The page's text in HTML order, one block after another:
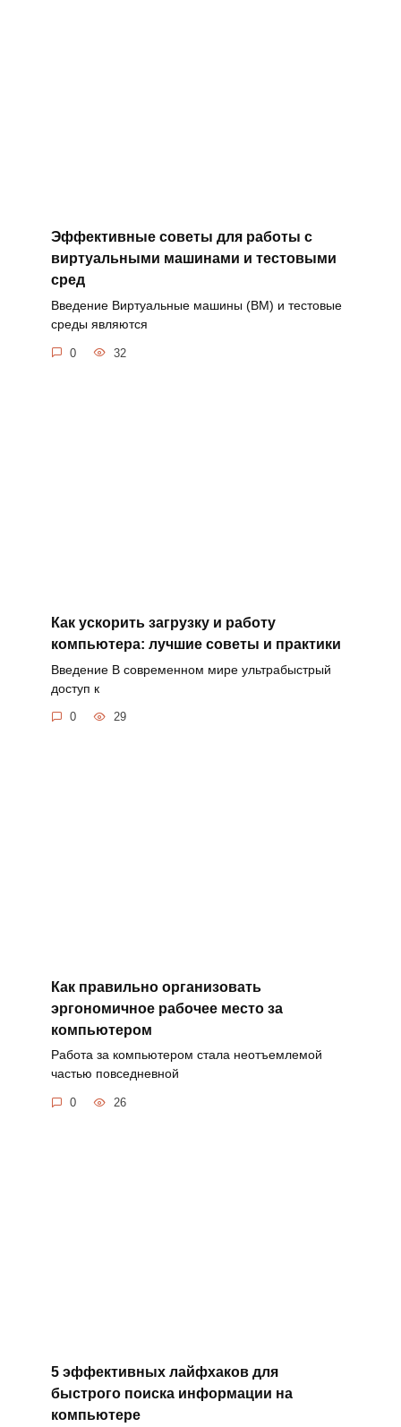
Эффективные советы для работы с
виртуальными машинами и тестовыми
сред
Введение Виртуальные машины (ВМ) и тестовые
среды являются
0 32
Как ускорить загрузку и работу
компьютера: лучшие советы и практики
Введение В современном мире ультрабыстрый
доступ к
0 29
Как правильно организовать
эргономичное рабочее место за
компьютером
Работа за компьютером стала неотъемлемой
частью повседневной
0 26
5 эффективных лайфхаков для
быстрого поиска информации на
компьютере